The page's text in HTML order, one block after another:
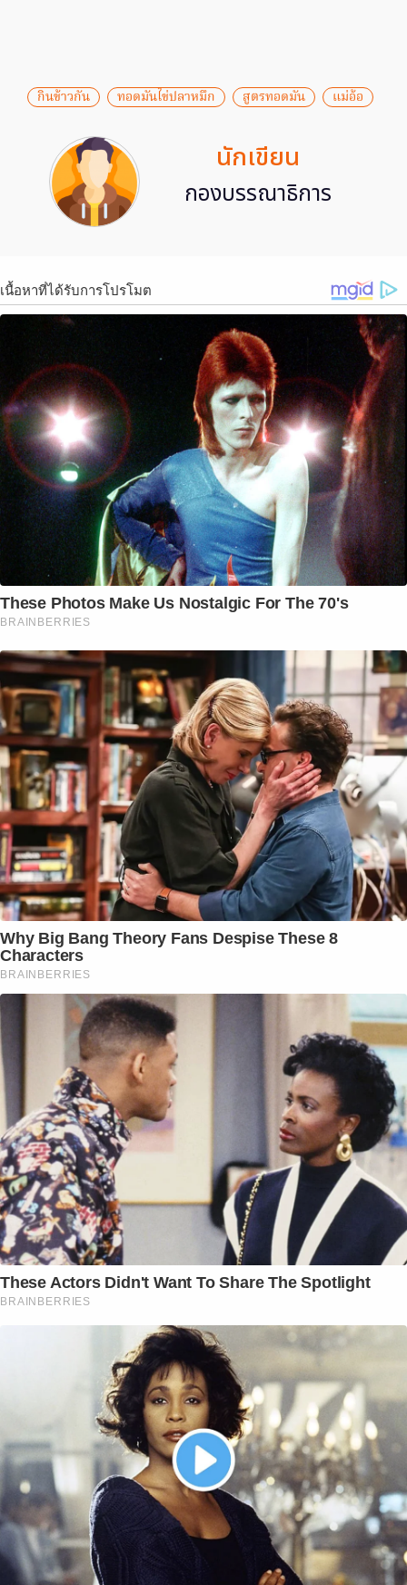
กินข้าวกัน ทอดมันไข่ปลาหมึก สูตรทอดมัน แม่อ้อ
นักเขียน
กองบรรณาธิการ
เนื้อหาที่ได้รับการโปรโมต
These Photos Make Us Nostalgic For The 70's
BRAINBERRIES
Why Big Bang Theory Fans Despise These 8
Characters
BRAINBERRIES
These Actors Didn't Want To Share The Spotlight
BRAINBERRIES